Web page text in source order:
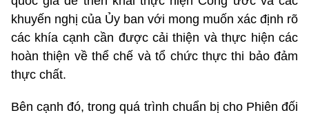
khuyến nghị của Ủy ban với mong muốn xác định rõ
các khía cạnh cần được cải thiện và thực hiện các
hoàn thiện về thể chế và tổ chức thực thi bảo đảm
thực chất.
Bên cạnh đó, trong quá trình chuẩn bị cho Phiên đối